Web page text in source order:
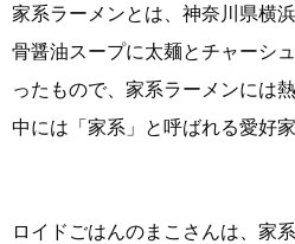
家系ラーメンとは、神奈川県横
骨醤油スープに太麺とチャーシ
ったもので、家系ラーメンには
中には「家系」と呼ばれる愛好
ロイドごはんのまこさんは、家